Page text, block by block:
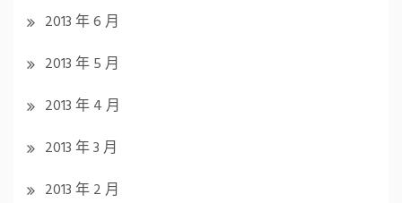
2013 年 6 月
2013 年 5 月
2013 年 4 月
2013 年 3 月
2013 年 2 月